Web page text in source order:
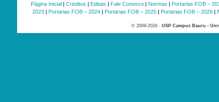
Página Inicial| Créditos | Editais | Fale Conosco| Normas | Portarias FOB –
2023| Portarias FOB – 2024| Portarias FOB – 2025| Portarias FOB – 2026|
© 2009-2026 - USP Campus Bauru -